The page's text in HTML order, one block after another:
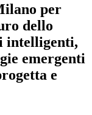
per
dello
intelligenti,
emergenti
e